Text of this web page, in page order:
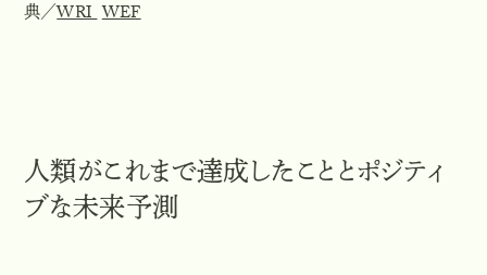
典／WRIWEF
人類がこれまで達成したこととポジティ
ブな未来予測